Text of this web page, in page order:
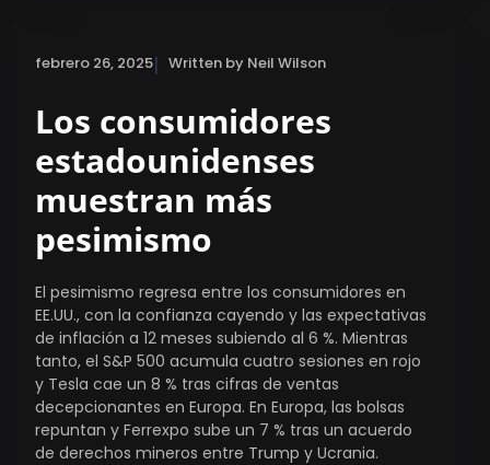
febrero 26, 2025| Written by Neil Wilson
Los consumidores
estadounidenses
muestran más
pesimismo
El pesimismo regresa entre los consumidores en
EE.UU., con la confianza cayendo y las expectativas
de inflación a 12 meses subiendo al 6 %. Mientras
tanto, el S&P 500 acumula cuatro sesiones en rojo
y Tesla cae un 8 % tras cifras de ventas
decepcionantes en Europa. En Europa, las bolsas
repuntan y Ferrexpo sube un 7 % tras un acuerdo
de derechos mineros entre Trump y Ucrania.